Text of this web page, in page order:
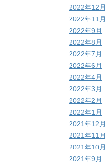
2022年12月
2022年11月
2022年9月
2022年8月
2022年7月
2022年6月
2022年4月
2022年3月
2022年2月
2022年1月
2021年12月
2021年11月
2021年10月
2021年9月